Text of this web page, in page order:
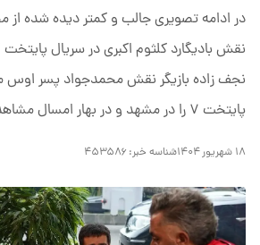
در ادامه تصویری جالب و کمتر دیده شده از
نجف زاده بازیگر نقش محمدجواد پسر اوس
پایتخت ۷ را در مشهد و در بهار امسال مشاهده می کنید.
۱۸ شهریور ۱۴۰۴ شناسه خبر: ۴۵۳۵۸۶